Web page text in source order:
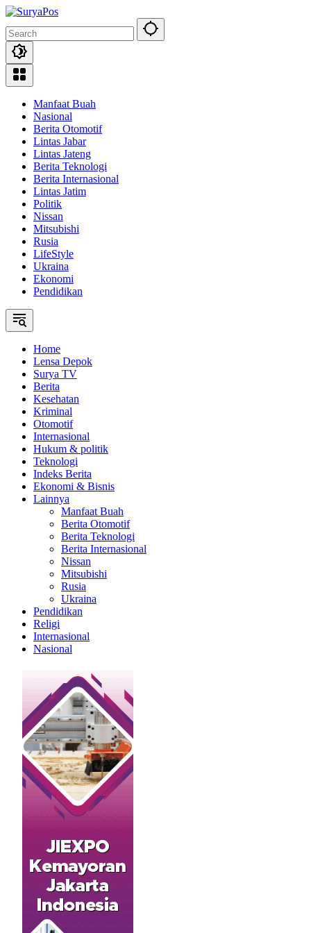
Skip
content
Manfaat Buah
Nasional
Berita Otomotif
Lintas Jabar
Lintas Jateng
Berita Teknologi
Berita Internasional
Lintas Jatim
Politik
Nissan
Mitsubishi
Rusia
LifeStyle
Ukraina
Ekonomi
Pendidikan
Home
Lensa Depok
Surya TV
Berita
Kesehatan
Kriminal
Otomotif
Internasional
Hukum & politik
Teknologi
Indeks Berita
Ekonomi & Bisnis
Lainnya
Manfaat Buah
Berita Otomotif
Berita Teknologi
Berita Internasional
Nissan
Mitsubishi
Rusia
Ukraina
Pendidikan
Religi
Internasional
Nasional